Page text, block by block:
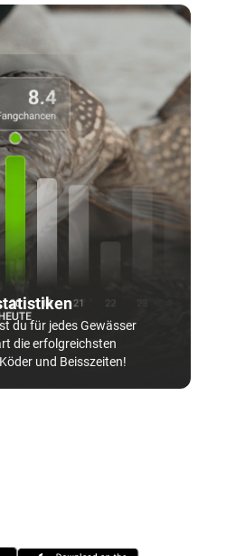
du für jedes Gewässer
die erfolgreichsten
und Beisszeiten!